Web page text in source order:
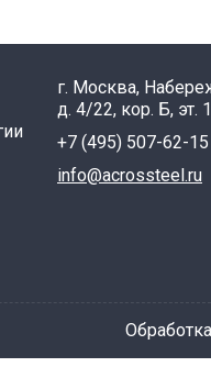
г. Москва,
д. 4/22, кор. Б, эт.
+7 (495) 507-62-15
info@acrossteel.ru